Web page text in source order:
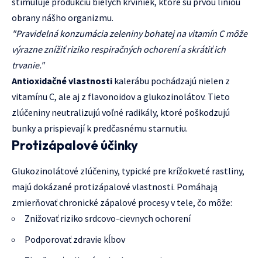
obrany nášho organizmu.
"Pravidelná konzumácia zeleniny bohatej na vitamín C môže
výrazne znížiť riziko respiračných ochorení a skrátiť ich
trvanie."
Antioxidačné vlastnosti kalerábu pochádzajú nielen z
vitamínu C, ale aj z flavonoidov a glukozinolátov. Tieto
zlúčeniny neutralizujú voľné radikály, ktoré poškodzujú
bunky a prispievají k predčasnému starnutiu.
Protizápalové účinky
Glukozinolátové zlúčeniny, typické pre krížokveté rastliny,
majú dokázané protizápalové vlastnosti. Pomáhają
zmierňovať chronické zápalové procesy v tele, čo môže:
Znižovať riziko srdcovo-cievnych ochorení
Podporovať zdravie kĺbov